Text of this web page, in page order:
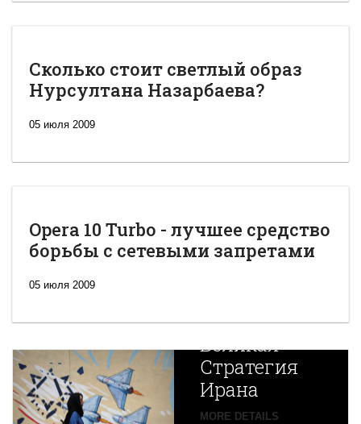
Сколько стоит светлый образ
Нурсултана Назарбаева?
05 июля 2009
Opera 10 Turbo - лучшее средство
борьбы с сетевыми запретами
05 июля 2009
Новая
Великая
Стратегия
Ирана
MORE DETAILS
Путин